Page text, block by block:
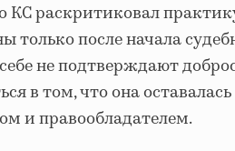
КС раскритиковал
только после начала
не подтверждают
в том, что она
и правообладателем.